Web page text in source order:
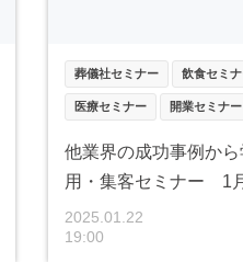
葬儀社セミナー 飲食セミ
医療セミナー 開業セミナー
他業界の成功事例か
用・集客セミナー 1
2025.01.22
19:00